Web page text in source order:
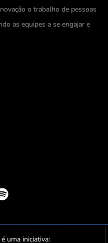
o trabalho de pessoas
as equipes a se engajar e
S
o
tuma iniciativa: